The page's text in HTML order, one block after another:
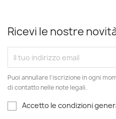
Ricevi le nostre
Puoi annullare l'iscrizione in ogni
di contatto nelle note legali.
Accetto le condizioni